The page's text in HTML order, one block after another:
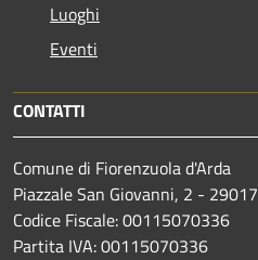
Luoghi
Eventi
CONTATTI
Comune di Fiorenzuola d'Arda
Piazzale San Giovanni, 2 - 29017
Codice Fiscale: 00115070336
Partita IVA: 00115070336